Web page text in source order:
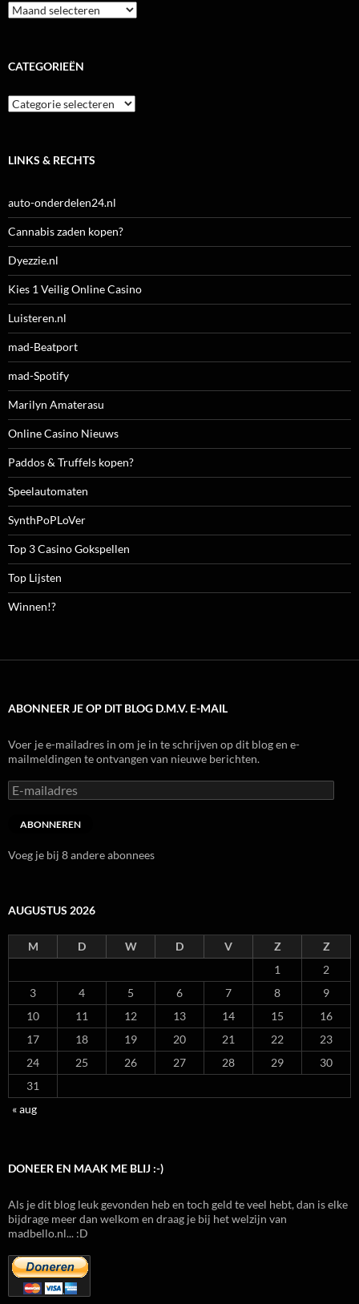
Archieven
CATEGORIEËN
Categorieën
LINKS & RECHTS
auto-onderdelen24.nl
Cannabis zaden kopen?
Dyezzie.nl
Kies 1 Veilig Online Casino
Luisteren.nl
mad-Beatport
mad-Spotify
Marilyn Amaterasu
Online Casino Nieuws
Paddos & Truffels kopen?
Speelautomaten
SynthPoPLoVer
Top 3 Casino Gokspellen
Top Lijsten
Winnen!?
ABONNEER JE OP DIT BLOG D.M.V. E-MAIL
Voer je e-mailadres in om je in te schrijven op dit blog en e-
mailmeldingen te ontvangen van nieuwe berichten.
E-
mailadres
ABONNEREN
Voeg je bij 8 andere abonnees
AUGUSTUS 2026
M D W D V Z
Z
1
2
3
4 5 6 7 8
9
10
11 12 13 14 15
16
17
18 19 20 21 22
23
24
25 26 27 28 29
30
31
« aug
DONEER EN MAAK ME BLIJ :-)
Als je dit blog leuk gevonden heb en toch geld te veel hebt, dan is elke
bijdrage meer dan welkom en draag je bij het welzijn van
madbello.nl... :D